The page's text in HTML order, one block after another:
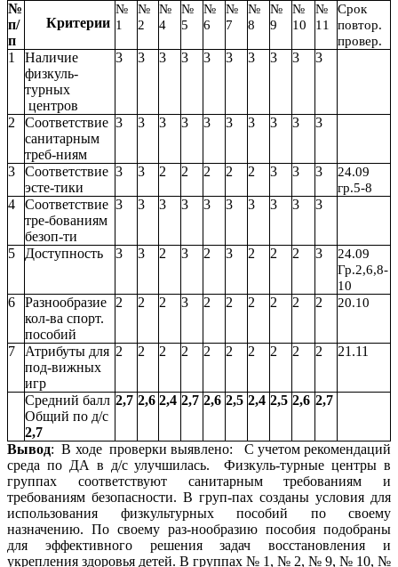
№
п/
п
Критерии
№
1
№
2
№
4
№
5
№
6
№
7
№
8
№
9
№
10
№
11
Срок
повтор.
провер.
1
Наличие
физкуль-
турных
центров
3 3 3 3 3 3 3 3 3 3
2
Соответствие
санитарным
треб-ниям
3 3 3 3 3 3 3 3 3 3
3
Соответствие
эсте-тики
3 3 2 2 2 2 2 3 3 3
24.09
гр.5-8
4
Соответствие
тре-бованиям
безоп-ти
3 3 3 3 3 3 3 3 3 3
5 Доступность 3 3 2 3 2 3 2 2 2 3
24.09
Гр.2,6,8-
10
6
Разнообразие
кол-ва спорт.
пособий
2 2 2 3 2 2 2 2 2 2 20.10
7
Атрибуты для
под-вижных
игр
2 2 2 2 2 2 2 2 2 2 21.11
Средний балл
Общий по д/с
2,7
2,7 2,6 2,4 2,7 2,6 2,5 2,4 2,5 2,6 2,7
Вывод: В ходе проверки выявлено: С учетом рекомендаций
среда по ДА в д/с улучшилась. Физкуль-турные центры в
группах соответствуют санитарным требованиям и
требованиям безопасности. В груп-пах созданы условия для
использования физкультурных пособий по своему
назначению. По своему раз-нообразию пособия подобраны
для эффективного решения задач восстановления и
укрепления здоровья детей. В группах № 1, № 2, № 9, № 10, №